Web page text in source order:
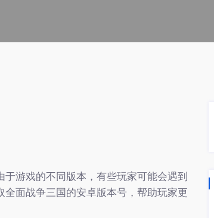
游戏的不同版本，有些玩家可能会遇到
面战争三国的安卓版本号，帮助玩家更